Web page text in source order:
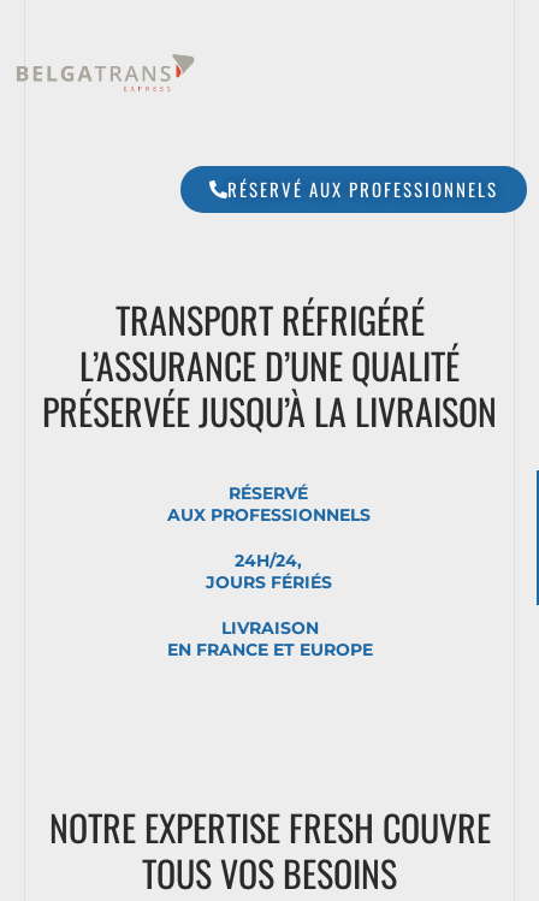
RÉSERVÉ AUX PROFESSIONNELS
TRANSPORT RÉFRIGÉRÉ
L’ASSURANCE D’UNE QUALITÉ
PRÉSERVÉE JUSQU’À LA LIVRAISON
RÉSERVÉ
AUX PROFESSIONNELS
24H/24,
JOURS FÉRIÉS
LIVRAISON
EN FRANCE ET EUROPE
NOTRE EXPERTISE FRESH COUVRE
TOUS VOS BESOINS